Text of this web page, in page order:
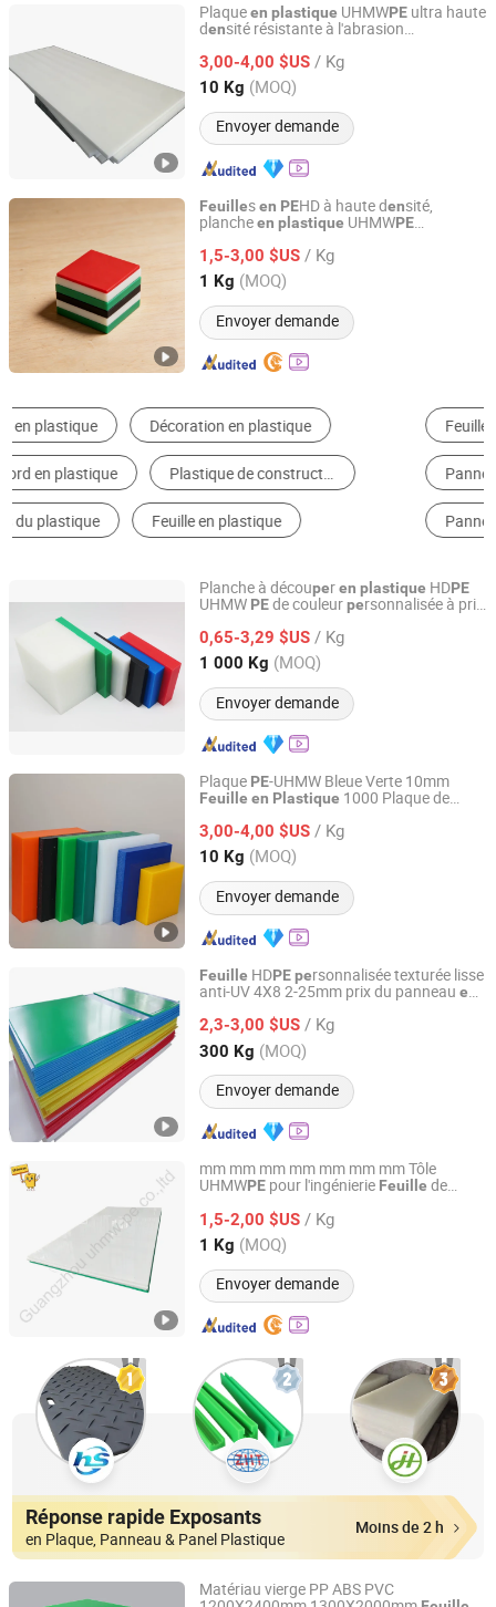
Plaqueen plastique UHMWPE ultra haute
densité résistante à l'abrasion
plastiqued'ingénierie résistante aux
produits chimiques et anti-UV
3,00-4,00 $US / Kg
10 Kg (MOQ)
Envoyer demande
Dezhou Hongdayuan New Material Technology Co., Ltd.
Shandong, China Depuis 2025
Feuillesen PEHD à haute densité,
plancheen plastique UHMWPE
1,5-3,00 $US / Kg
1 Kg (MOQ)
Envoyer demande
Dezhou Dongxing Rubber Plastic Co., Ltd
Shandong, China Depuis 2025
Feuille, planche et panneau en plastique Profilé Plastique
Panneau Composite en Aluminium Autres Produits en Plastique
Panneaux Muraux Film Plastique
Planche à découperen plastique HDPE
UHMW PEde couleurpersonnalisée à prix
0,65-3,29 $US / Kg
1 000 Kg (MOQ)
Envoyer demande
SHANDONG YINGCHUANG PLASTIC CO., LTD.
Shandong, China Depuis 2017
Plaque PE-UHMW Bleue Verte 10mm
Feuille en Plastique 1000 Plaque de
UHMWPE
3,00-4,00 $US / Kg
10 Kg (MOQ)
Envoyer demande
Dezhou Hongdayuan New Material Technology Co., Ltd.
Shandong, China Depuis 2025
Feuille HDPEpersonnalisée texturée lisse
anti-UV 4X8 2-25mm prix du panneau en
2,3-3,00 $US / Kg
300 Kg (MOQ)
Envoyer demande
Henan Okay Plastic Industry Co., Ltd.
Henan, China Depuis 2020
mm mm mm mm mm mm mm Tôle
UHMWPE pour l'ingénierie Feuille de
12 20 25 40 50 200 1000
1,5-2,00 $US / Kg
1 Kg (MOQ)
Envoyer demande
Guangzhou UHMW-PE Co., Ltd
Guangdong, China Depuis 2025
Réponse rapide Exposants
en Plaque, Panneau & Panel Plastique
Moins de 2 h
Matériau vierge PP ABS PVC